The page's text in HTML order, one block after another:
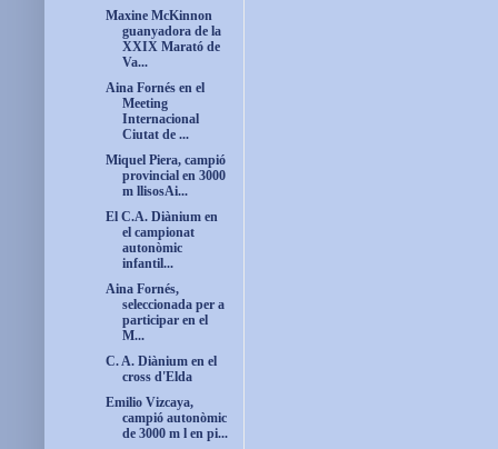
Maxine McKinnon
guanyadora de la
XXIX Marató de
Va...
Aina Fornés en el
Meeting
Internacional
Ciutat de ...
Miquel Piera, campió
provincial en 3000
m llisosAi...
El C.A. Diànium en
el campionat
autonòmic
infantil...
Aina Fornés,
seleccionada per a
participar en el
M...
C. A. Diànium en el
cross d'Elda
Emilio Vizcaya,
campió autonòmic
de 3000 m l en pi...